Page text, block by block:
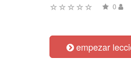
0
empezar